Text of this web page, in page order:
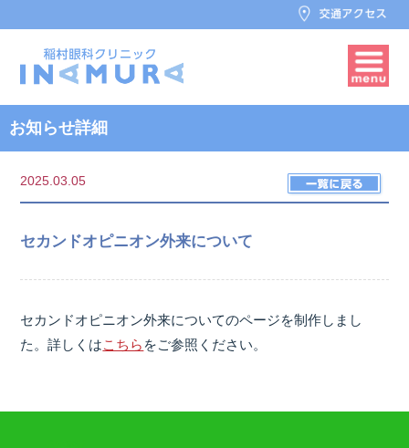
お知らせ詳細
2025.03.05
セカンドオピニオン外来について
セカンドオピニオン外来についてのページを制作しまし
た。詳しくはこちら をご参照ください。